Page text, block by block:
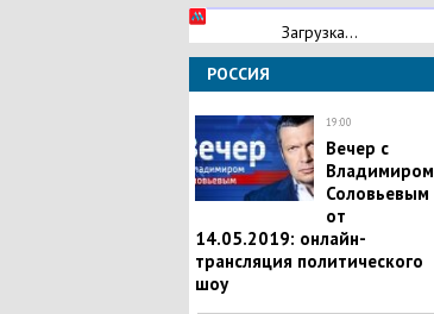
Загрузка...
РОССИЯ
19:00
Вечер с
Владимиром
Соловьевым
от
14.05.2019: онлайн-
трансляция политического
шоу